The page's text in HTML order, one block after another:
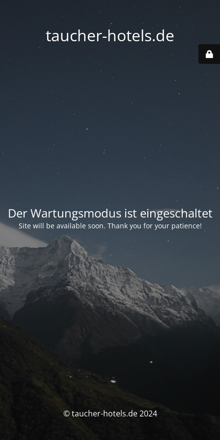
taucher-hotels.de
Der Wartungsmodus ist eingeschaltet
Site will be available soon. Thank you for your patience!
© taucher-hotels.de 2024